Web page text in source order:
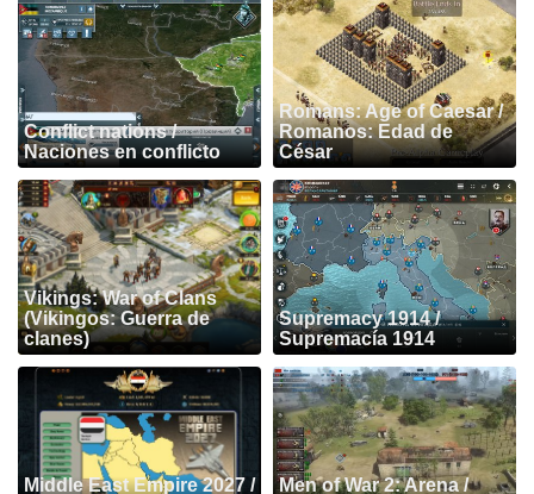
Conflict nations /
Naciones en conflicto
Romans: Age of Caesar /
Romanos: Edad de
César
Vikings: War of Clans
(Vikingos: Guerra de
clanes)
Supremacy 1914 /
Supremacía 1914
Middle East Empire 2027 / Men of War 2: Arena /